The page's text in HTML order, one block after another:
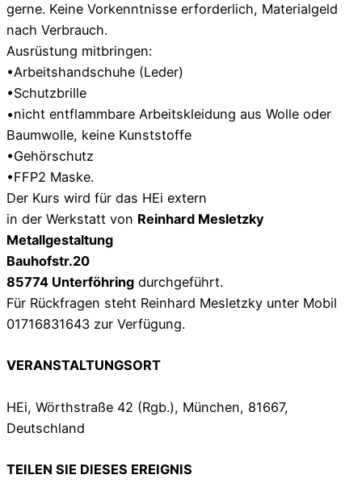
gerne. Keine Vorkenntnisse erforderlich, Materialgeld
nach Verbrauch.
Ausrüstung mitbringen:
•Arbeitshandschuhe (Leder)
•Schutzbrille
•nicht entflammbare Arbeitskleidung aus Wolle oder
Baumwolle, keine Kunststoffe
•Gehörschutz
•FFP2 Maske.
Der Kurs wird für das HEi extern
in der Werkstatt von Reinhard Mesletzky
Metallgestaltung
Bauhofstr.20
85774 Unterföhring durchgeführt.
Für Rückfragen steht Reinhard Mesletzky unter Mobil
01716831643 zur Verfügung.
VERANSTALTUNGSORT
HEi, Wörthstraße 42 (Rgb.), München, 81667,
Deutschland
TEILEN SIE DIESES EREIGNIS